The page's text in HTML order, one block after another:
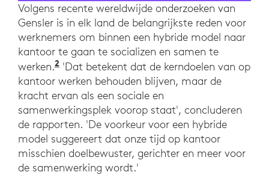
Volgens recente wereldwijde onderzoeken van
Gensler is in elk land de belangrijkste reden voor
werknemers om binnen een hybride model naar
kantoor te gaan te socializen en samen te
werken.2 'Across the Globe, Workers Want a
'Dat betekent dat de kerndoelen van op
kantoor werken behouden blijven, maar de
kracht ervan als een sociale en
samenwerkingsplek voorop staat', concluderen
de rapporten. 'De voorkeur voor een hybride
model suggereert dat onze tijd op kantoor
misschien doelbewuster, gerichter en meer voor
de samenwerking wordt.'